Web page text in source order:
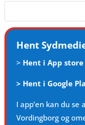
Hent
> Hent i App store
> Hent i Google
I app’en kan du
Vordingborg og